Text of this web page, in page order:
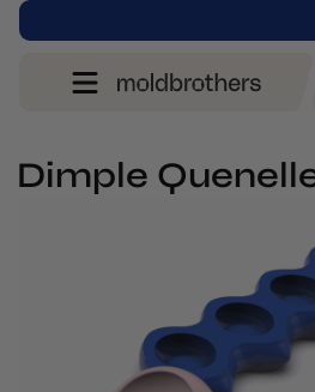
Dimple